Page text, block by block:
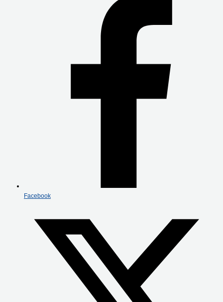
Facebook